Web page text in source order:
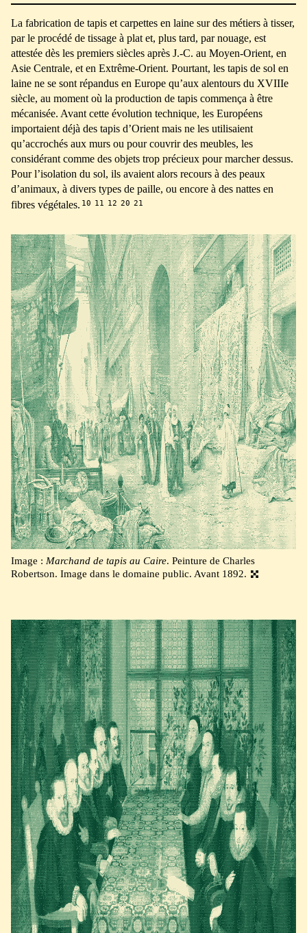
La fabrication de tapis et carpettes en laine sur des métiers à tisser,
par le procédé de tissage à plat et, plus tard, par nouage, est
attestée dès les premiers siècles après J.-C. au Moyen-Orient, en
Asie Centrale, et en Extrême-Orient. Pourtant, les tapis de sol en
laine ne se sont répandus en Europe qu’aux alentours du XVIIIe
siècle, au moment où la production de tapis commença à être
mécanisée. Avant cette évolution technique, les Européens
importaient déjà des tapis d’Orient mais ne les utilisaient
qu’accrochés aux murs ou pour couvrir des meubles, les
considérant comme des objets trop précieux pour marcher dessus.
Pour l’isolation du sol, ils avaient alors recours à des peaux
d’animaux, à divers types de paille, ou encore à des nattes en
fibres végétales.10 11 12 20 21
Image : Marchand de tapis au Caire. Peinture de Charles
Robertson. Image dans le domaine public. Avant 1892.